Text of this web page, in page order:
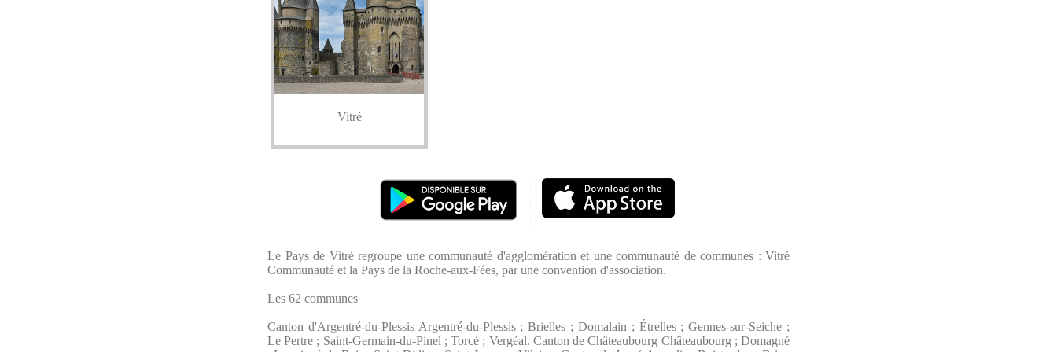
Vitré
Le Pays de Vitré regroupe une communauté d'agglomération et une communauté de communes : Vitré
Communauté et la Pays de la Roche-aux-Fées, par une convention d'association.
Les 62 communes
Canton d'Argentré-du-Plessis Argentré-du-Plessis ; Brielles ; Domalain ; Étrelles ; Gennes-sur-Seiche ;
Le Pertre ; Saint-Germain-du-Pinel ; Torcé ; Vergéal. Canton de Châteaubourg Châteaubourg ; Domagné